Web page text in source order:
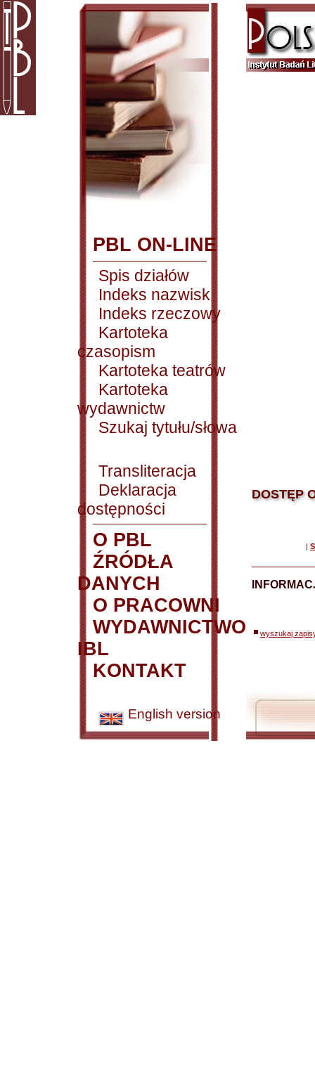
PBL ON-LINE
Spis działów
Indeks nazwisk
Indeks rzeczowy
Kartoteka
czasopism
Kartoteka teatrów
Kartoteka
wydawnictw
Szukaj tytułu/słowa
Transliteracja
Deklaracja
dostępności
O PBL
ŹRÓDŁA
DANYCH
O PRACOWNI
WYDAWNICTWO
IBL
KONTAKT
English version
DOSTĘP
|
wyszukaj